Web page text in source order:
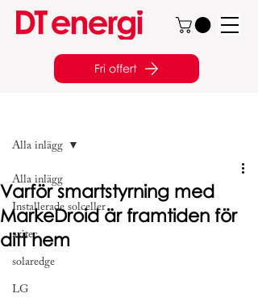
Fri offert
Alla inlägg
Installerade solceller
axitec
solaredge
LG
Alla inlägg
Varför smartstyrning med
MarkeDroid är framtiden för
ditt hem